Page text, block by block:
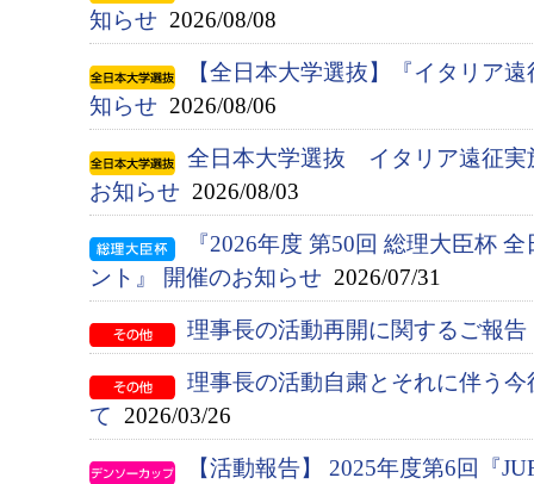
知らせ 2026/08/08
【全日本大学選抜】『イタリア
知らせ 2026/08/06
全日本大学選抜 イタリア遠征実
お知らせ 2026/08/03
『2026年度 第50回 総理大臣杯
ント』 開催のお知らせ 2026/07/31
理事長の活動再開に関するご報告
理事長の活動自粛とそれに伴う
て 2026/03/26
【活動報告】 2025年度第6回『